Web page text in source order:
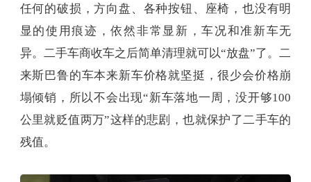
任何的破损，方向盘、各种按钮、座椅，也没有明
显的使用痕迹，依然非常显新，车况和准新车无
异。二手车商收车之后简单清理就可以“放盘”了。二
来斯巴鲁的车本来新车价格就坚挺，很少会价格崩
塌倾销，所以不会出现“新车落地一周，没开够100
公里就贬值两万”这样的悲剧，也就保护了二手车的
残值。